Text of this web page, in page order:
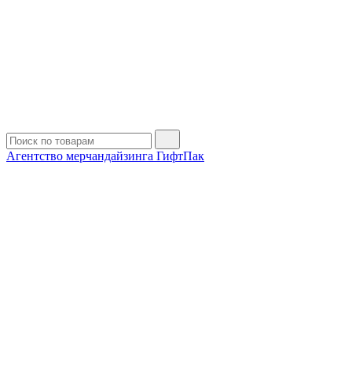
Агентство мерчандайзинга ГифтПак